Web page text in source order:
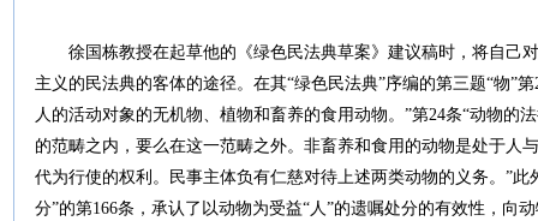
徐国栋教授在起草他的《绿色民法典草案》建议稿时，将自己
主义的民法典的客体的途径。在其“绿色民法典”序编的第三题“物”
人的活动对象的无机物、植物和畜养的食用动物。”第24条“动物的
的范畴之内，要么在这一范畴之外。非畜养和食用的动物是处于人
代为行使的权利。民事主体负有仁慈对待上述两类动物的义务。”
分”的第166条，承认了以动物为受益“人”的遗嘱处分的有效性，向